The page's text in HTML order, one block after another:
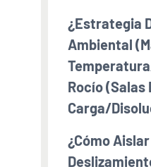
¿Estrategia
Ambiental
Rocío (salas
Carga/
¿Cómo